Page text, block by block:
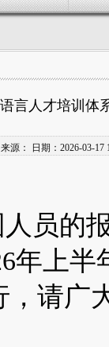
言人才培训
来源： 日期： 2026-03-17
员的
年上半
，请广